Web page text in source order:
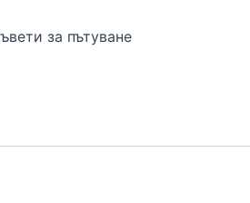
за пътуване